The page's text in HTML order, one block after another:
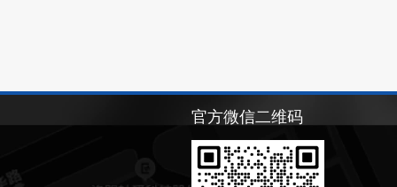
官方微信二维码